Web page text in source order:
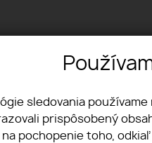
293
sledovania
prispôsobený
pochopenie toho,